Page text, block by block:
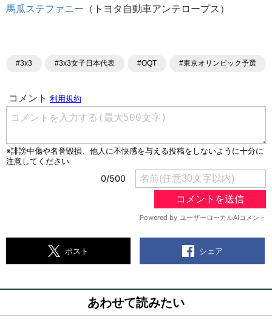
馬瓜ステファニー （トヨタ自動車アンテロープス）
#3x3 #3x3女子日本代表 #OQT #東京オリンピック予選
ポスト シェア
あわせて読みたい